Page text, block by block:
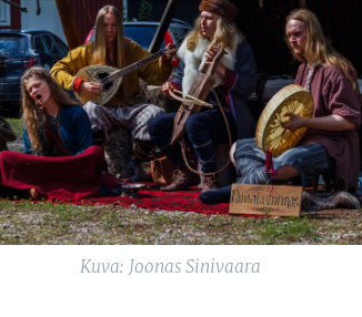
Kuva: Joonas Sinivaara